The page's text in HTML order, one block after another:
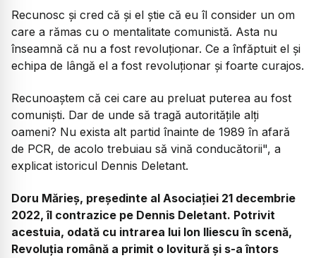
Recunosc și cred că și el știe că eu îl consider un om
care a rămas cu o mentalitate comunistă. Asta nu
înseamnă că nu a fost revoluționar. Ce a înfăptuit el și
echipa de lângă el a fost revoluționar și foarte curajos.
Recunoaștem că cei care au preluat puterea au fost
comuniști. Dar de unde să tragă autoritățile alți
oameni? Nu exista alt partid înainte de 1989 în afară
de PCR, de acolo trebuiau să vină conducătorii", a
explicat istoricul Dennis Deletant.
Doru Mărieș, președinte al Asociației 21 decembrie
2022, îl contrazice pe Dennis Deletant. Potrivit
acestuia, odată cu intrarea lui Ion Iliescu în scenă,
Revoluția română a primit o lovitură și s-a întors